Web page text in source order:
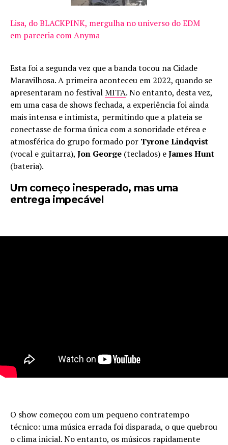
Lisa, do BLACKPINK, mergulha no universo do EDM
em parceria com Anyma
Esta foi a segunda vez que a banda tocou na Cidade
Maravilhosa. A primeira aconteceu em 2022, quando se
apresentaram no festivalMITA. No entanto, desta vez,
em uma casa de shows fechada, a experiência foi ainda
mais intensa e intimista, permitindo que a plateia se
conectasse de forma única com a sonoridade etérea e
atmosférica do grupo formado por Tyrone Lindqvist
(vocal e guitarra), Jon George (teclados) eJames Hunt
(bateria).
Um começo inesperado, mas uma
entrega impecável
O show começou com um pequeno contratempo
técnico: uma música errada foi disparada, o que quebrou
o clima inicial. No entanto, os músicos rapidamente